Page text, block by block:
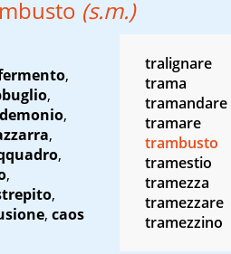
(s.m.)
,
,
,
,
,
,
,
, caos
tralignare
trama
tramandare
tramare
trambusto
tramestio
tramezza
tramezzare
tramezzino